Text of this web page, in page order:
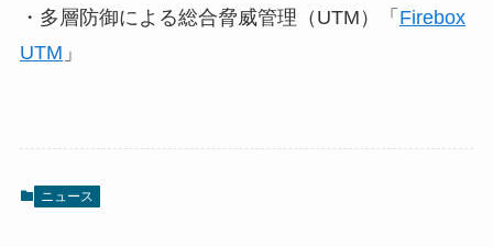
・多層防御による総合脅威管理（UTM）「 Firebox
UTM 」
ニュース